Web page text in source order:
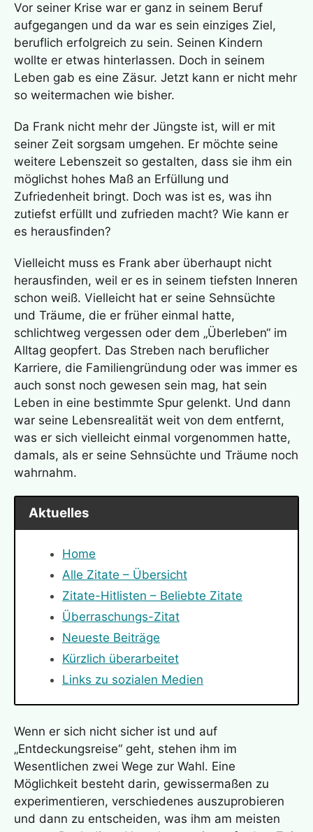
Vor seiner Krise war er ganz in seinem Beruf
aufgegangen und da war es sein einziges Ziel,
beruflich erfolgreich zu sein. Seinen Kindern
wollte er etwas hinterlassen. Doch in seinem
Leben gab es eine Zäsur. Jetzt kann er nicht mehr
so weitermachen wie bisher.
Da Frank nicht mehr der Jüngste ist, will er mit
seiner Zeit sorgsam umgehen. Er möchte seine
weitere Lebenszeit so gestalten, dass sie ihm ein
möglichst hohes Maß an Erfüllung und
Zufriedenheit bringt. Doch was ist es, was ihn
zutiefst erfüllt und zufrieden macht? Wie kann er
es herausfinden?
Vielleicht muss es Frank aber überhaupt nicht
herausfinden, weil er es in seinem tiefsten Inneren
schon weiß. Vielleicht hat er seine Sehnsüchte
und Träume, die er früher einmal hatte,
schlichtweg vergessen oder dem „Überleben“ im
Alltag geopfert. Das Streben nach beruflicher
Karriere, die Familiengründung oder was immer es
auch sonst noch gewesen sein mag, hat sein
Leben in eine bestimmte Spur gelenkt. Und dann
war seine Lebensrealität weit von dem entfernt,
was er sich vielleicht einmal vorgenommen hatte,
damals, als er seine Sehnsüchte und Träume noch
wahrnahm.
Aktuelles
Home
Alle Zitate – Übersicht
Zitate-Hitlisten – Beliebte Zitate
Überraschungs-Zitat
Neueste Beiträge
Kürzlich überarbeitet
Links zu sozialen Medien
Wenn er sich nicht sicher ist und auf
„Entdeckungsreise“ geht, stehen ihm im
Wesentlichen zwei Wege zur Wahl. Eine
Möglichkeit besteht darin, gewissermaßen zu
experimentieren, verschiedenes auszuprobieren
und dann zu entscheiden, was ihm am meisten